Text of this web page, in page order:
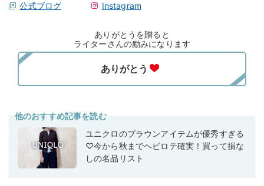
公式ブログ Instagram
ありがとうを贈ると
ライターさんの励みになります
他のおすすめ記事を読む
ユニクロのブラウンアイテムが優秀すぎる
♡今から秋までヘビロテ確実！買って損な
しの名品リスト